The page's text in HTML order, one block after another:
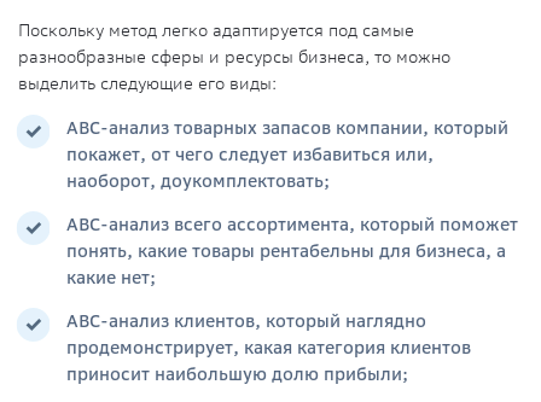
Поскольку метод легко адаптируется под самые
разнообразные сферы и ресурсы бизнеса, то можно
выделить следующие его виды:
ABC-анализ товарных запасов компании, который
покажет, от чего следует избавиться или,
наоборот, доукомплектовать;
ABC-анализ всего ассортимента, который поможет
понять, какие товары рентабельны для бизнеса, а
какие нет;
ABC-анализ клиентов, который наглядно
продемонстрирует, какая категория клиентов
приносит наибольшую долю прибыли;